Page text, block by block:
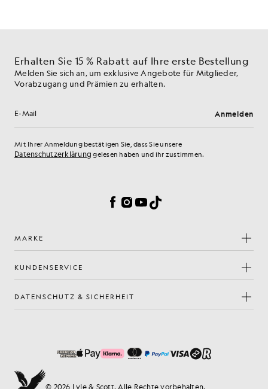
Erhalten Sie 15 % Rabatt auf Ihre erste Bestellung
Melden Sie sich an, um exklusive Angebote für Mitglieder,
Vorabzugang und Prämien zu erhalten.
E-Mail-Adresse Anmelden
Mit Ihrer Anmeldung bestätigen Sie, dass Sie unsere
Datenschutzerklärung gelesen haben und ihr zustimmen.
Facebook
Instagram
YouTube
TikTok
MARKE
KUNDENSERVICE
DATENSCHUTZ & SICHERHEIT
© 2026 Lyle & Scott. Alle Rechte vorbehalten.